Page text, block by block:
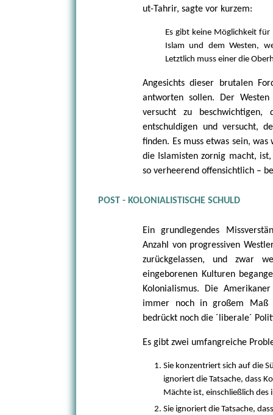
ut-Tahrir, sagte vor kurzem:
Es gibt keine Möglichkeit
Islam und dem Westen,
Letztlich muss einer die
Angesichts dieser brutalen
antworten sollen. Der
versucht zu
entschuldigen und versucht,
finden. Es muss etwas sein,
die Islamisten zornig macht,
so verheerend offensichtlich –
POST - KOLONIALISTISCHE SCHULD
Ein grundlegendes
Anzahl von progressiven
zurückgelassen, und zwar
eingeborenen Kulturen
Kolonialismus. Die
immer noch in großem Maß
bedrückt noch die ´liberale´
Es gibt zwei umfangreiche
Sie konzentriert sich auf die
ignoriert die Tatsache, dass
Mächte ist, einschließlich des
Sie ignoriert die Tatsache,